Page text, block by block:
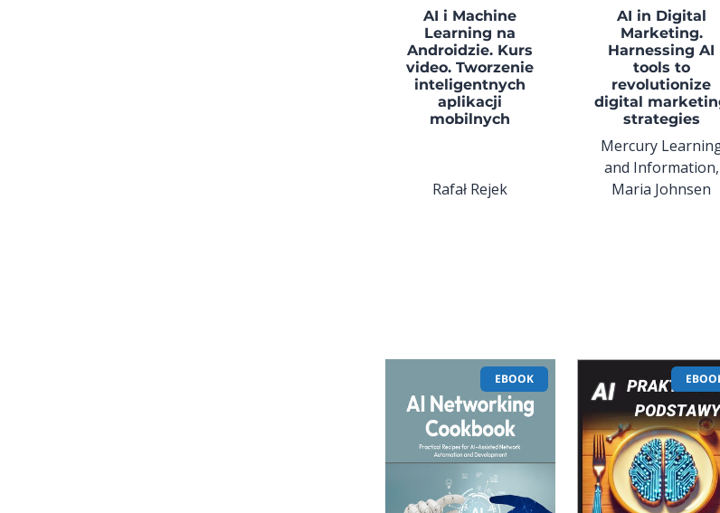
AI i Machine
Learning na
Androidzie. Kurs
video. Tworzenie
inteligentnych
aplikacji
mobilnych
Rafał Rejek
AI in Digital
Marketing.
Harnessing AI
tools to
revolutionize
digital
strategies
Mercury
and Information,
Maria Johnsen
EBOOK